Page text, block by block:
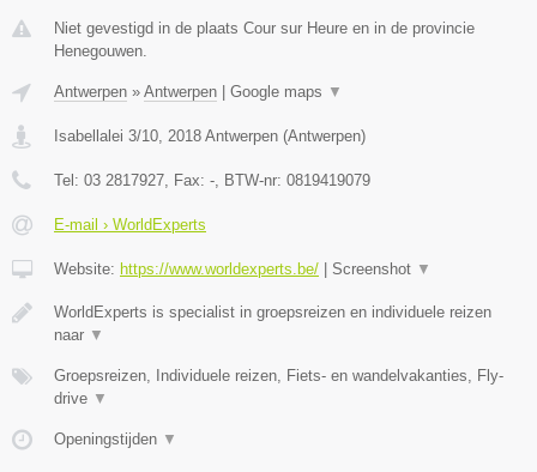
Niet gevestigd in de plaats Cour sur Heure en in de provincie
Henegouwen.
Antwerpen » Antwerpen Google maps ▼
Isabellalei 3/10 2018 Antwerpen (Antwerpen)
Tel: 03 2817927 , Fax: - , BTW-nr: 0819419079
E-mail › WorldExperts
Website: https://www.worldexperts.be/ Screenshot ▼
WorldExperts is specialist in groepsreizen en individuele reizen
naar ▼
Groepsreizen, Individuele reizen, Fiets- en wandelvakanties, Fly-
drive ▼
Openingstijden ▼